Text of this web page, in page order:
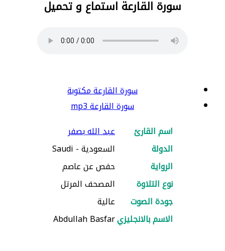
سورة القارعة استماع و تحميل
سورة القارعة مكتوبة
سورة القارعة mp3
اسم القارئ
عبد الله بصفر
الدولة
السعودية - Saudi
الرواية
حفص عن عاصم
نوع التلاوة
المصحف المرتل
جودة الصوت
عالية
الاسم بالانجليزيAbdullah Basfar